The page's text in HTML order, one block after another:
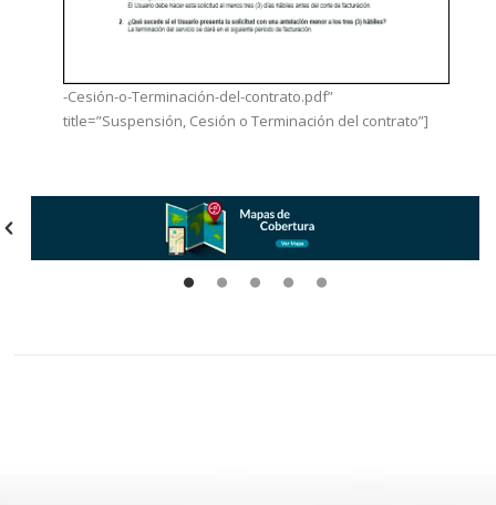
-Cesión-o-Terminación-del-contrato.pdf”
title=”Suspensión, Cesión o Terminación del contrato”]